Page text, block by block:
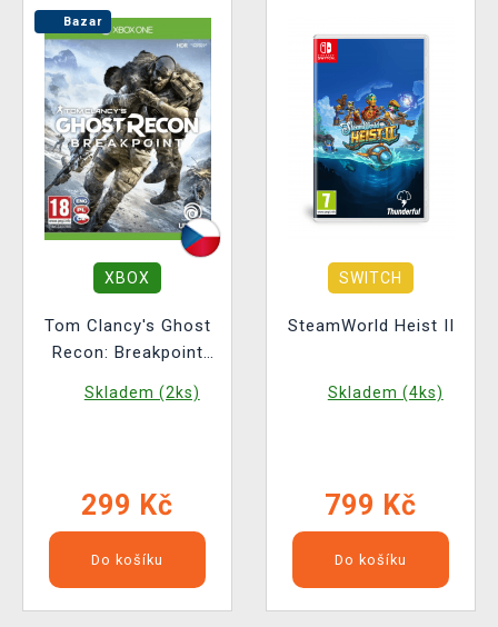
Bazar
XBOX
Tom Clancy's Ghost
Recon: Breakpoint
Skladem (2ks)
299 Kč
Do košíku
SWITCH
SteamWorld Heist II
Skladem (4ks)
799 Kč
Do košíku